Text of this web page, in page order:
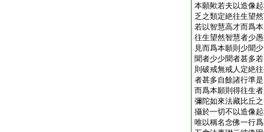
本願歟若夫以造像
乏之類定絶往生望
若以智慧高才而爲
往生望然智慧者少
見而爲本願則少聞
聞者少少聞者甚多
則破戒無戒人定絶
者甚多自餘諸行準
而爲本願則得往生
彌陀如來法藏比丘
攝於一切不以造像
唯以稱名念佛一行